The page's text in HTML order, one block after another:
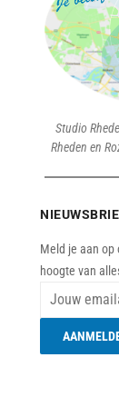
Studio
Rheden en
Meld je aan op
hoogte van